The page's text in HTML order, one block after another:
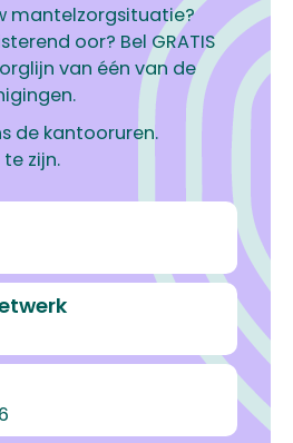
mantelzorgsituatie?
oor? Bel GRATIS
van één van de
de kantooruren.
zijn.